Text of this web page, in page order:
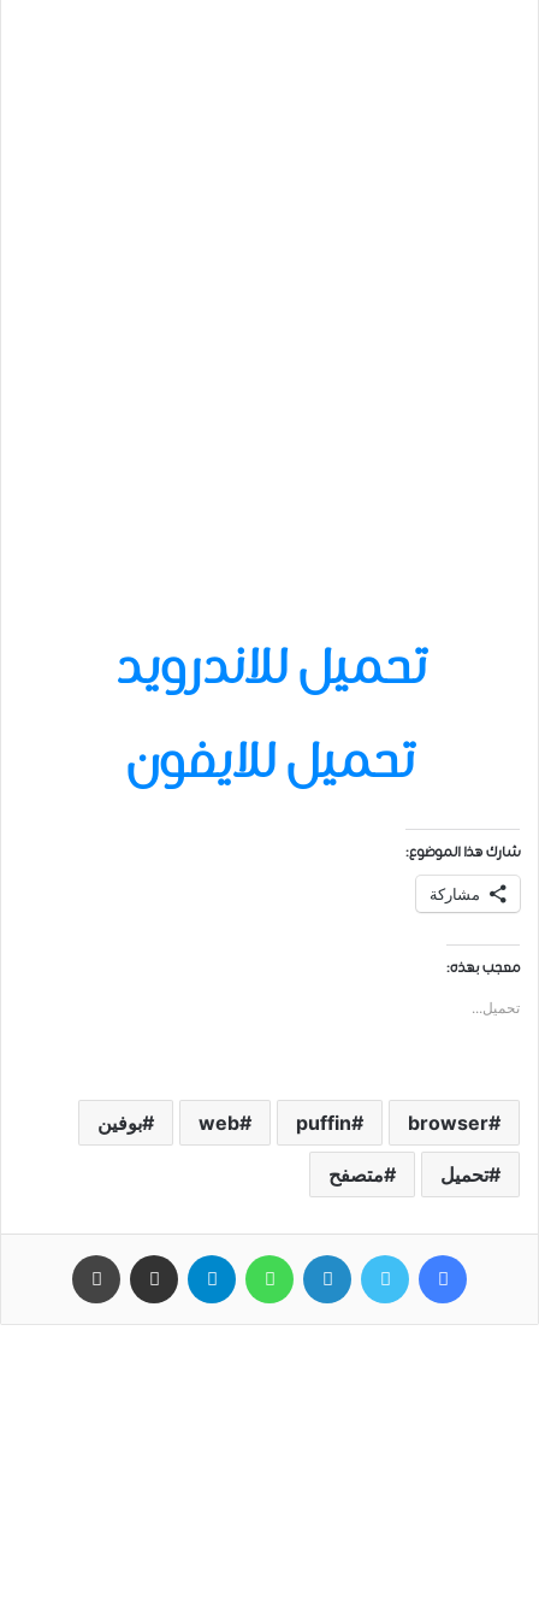
تحميل للاندرويد
تحميل للايفون
شارك هذا الموضوع:
مشاركة
معجب بهذه:
تحميل...
browser
puffin
web بوفين
تحميل متصفح
فيسبوك تويتر لينكدإن واتساب تيلقرام مشاركة عبر البريد